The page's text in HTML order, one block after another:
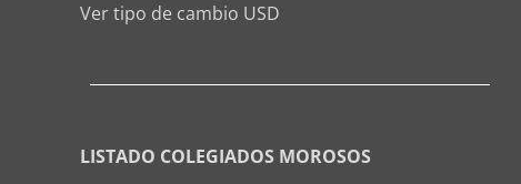
Ver tipo de cambio USD
LISTADO COLEGIADOS MOROSOS